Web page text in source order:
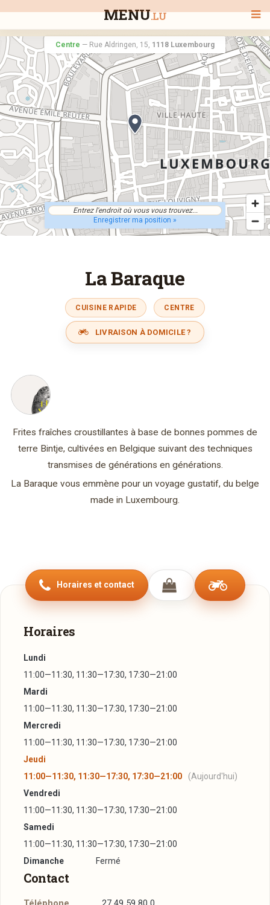
MENU.LU
BIENVENUE
TOUS LES RESTAURANTS
RECHERCHER UN RESTAURANT
Centre — Rue Aldringen, 15, 1118 Luxembourg
Enregistrer ma position »
La Baraque
CUISINE RAPIDE CENTRE
LIVRAISON À DOMICILE ?
Frites fraîches croustillantes à base de bonnes pommes de
terre Bintje, cultivées en Belgique suivant des techniques
transmises de générations en générations.
La Baraque vous emmène pour un voyage gustatif, du belge
made in Luxembourg.
Horaires et contact
Horaires
Lundi
11:00—11:30, 11:30—17:30, 17:30—21:00
Mardi
11:00—11:30, 11:30—17:30, 17:30—21:00
Mercredi
11:00—11:30, 11:30—17:30, 17:30—21:00
Jeudi
11:00—11:30, 11:30—17:30, 17:30—21:00
(Aujourd'hui)
Vendredi
11:00—11:30, 11:30—17:30, 17:30—21:00
Samedi
11:00—11:30, 11:30—17:30, 17:30—21:00
Dimanche
Fermé
Contact